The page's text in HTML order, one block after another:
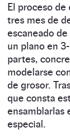
El proceso de
tres mes de
escaneado
un plano en
partes,
modelarse
de grosor.
que consta
ensamblarlas
especial.